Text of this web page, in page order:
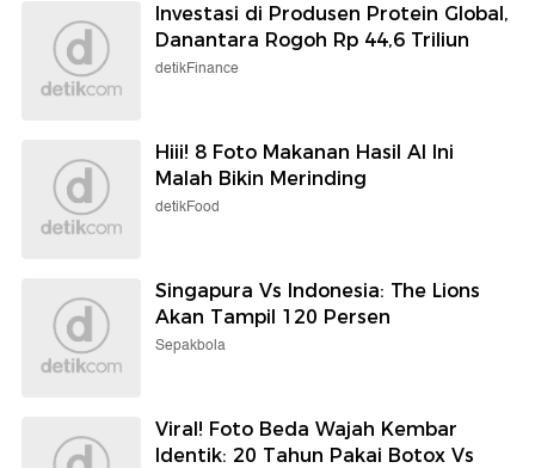
Investasi di Produsen Protein Global,
Danantara Rogoh Rp 44,6 Triliun
detikFinance
Hiii! 8 Foto Makanan Hasil AI Ini
Malah Bikin Merinding
detikFood
Singapura Vs Indonesia: The Lions
Akan Tampil 120 Persen
Sepakbola
Viral! Foto Beda Wajah Kembar
Identik: 20 Tahun Pakai Botox Vs